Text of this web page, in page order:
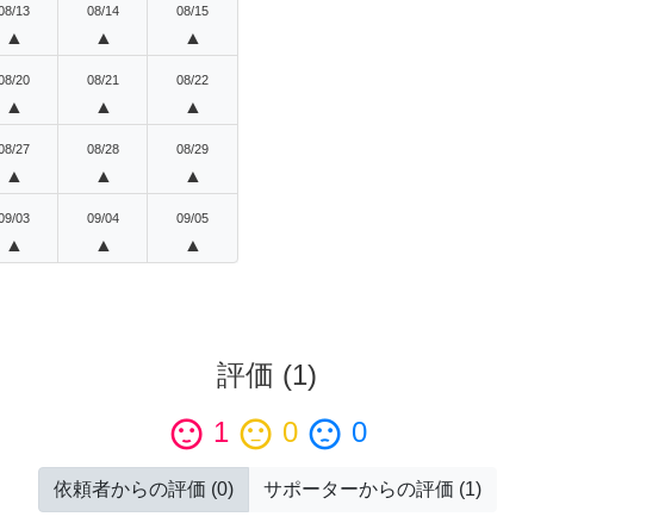
13
▲
08/14
▲
08/15
▲
20
▲
08/21
▲
08/22
▲
27
▲
08/28
▲
08/29
▲
03
▲
09/04
▲
09/05
▲
評価 (1)
sentiment_satisfied 1 sentiment_neutral 0 sentiment_dissatisfied 0
依頼者からの評価 (0) サポーターからの評価 (1)